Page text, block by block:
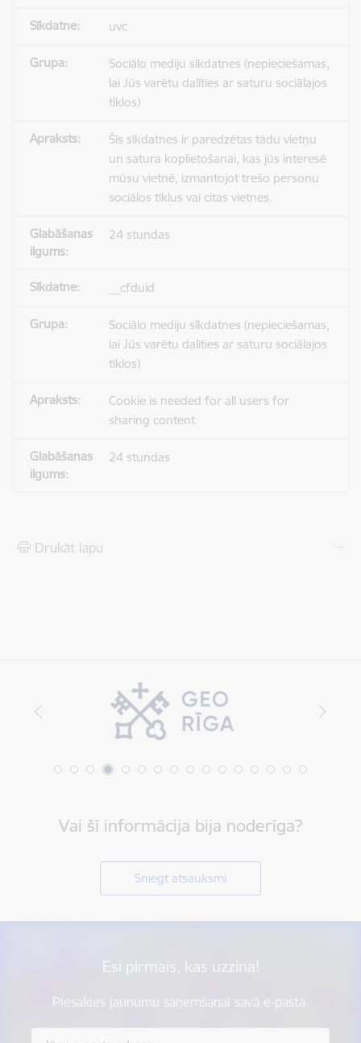
uvc
Sociālo mediju sīkdatnes (nepieciešamas,
lai Jūs varētu dalīties ar saturu sociālajos
tīklos)
Šīs sīkdatnes ir paredzētas tādu vietņu
un satura koplietošanai, kas jūs interesē
mūsu vietnē, izmantojot trešo personu
sociālos tīklus vai citas vietnes.
24 stundas
__cfduid
Sociālo mediju sīkdatnes (nepieciešamas,
lai Jūs varētu dalīties ar saturu sociālajos
tīklos)
Cookie is needed for all users for
sharing content
24 stundas
Drukāt lapu
Vai šī informācija bija noderīga?
Sniegt atsauksmi
Esi pirmais, kas uzzina!
Piesakies jaunumu saņemšanai savā e-pastā.